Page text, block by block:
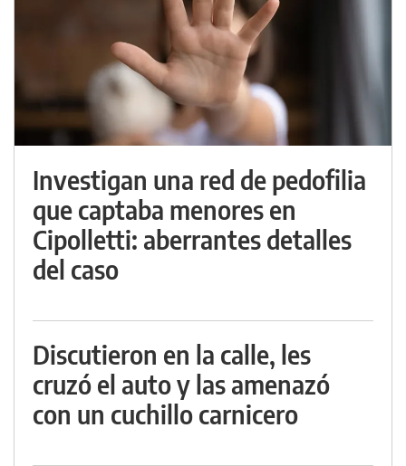
Investigan una red de pedofilia
que captaba menores en
Cipolletti: aberrantes detalles
del caso
Discutieron en la calle, les
cruzó el auto y las amenazó
con un cuchillo carnicero